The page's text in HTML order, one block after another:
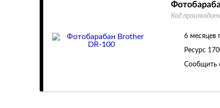
Код
6 месяцев
Ресурс
Сообщить